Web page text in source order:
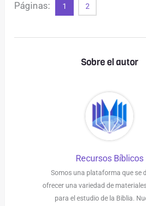
Páginas: 1 2
Sobre el autor
Recursos Bíblicos
Somos una plataforma que se
ofrecer una variedad de
para el estudio de la Biblia.